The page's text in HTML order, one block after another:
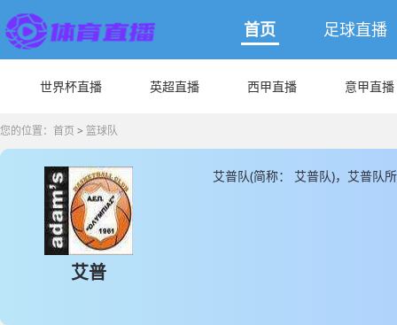
首页 足球直播
世界杯直播 英超直播 西甲直播 意甲直播
您的位置： 首页 > 篮球队
艾普
艾普队(简称： 艾普队)，艾普队